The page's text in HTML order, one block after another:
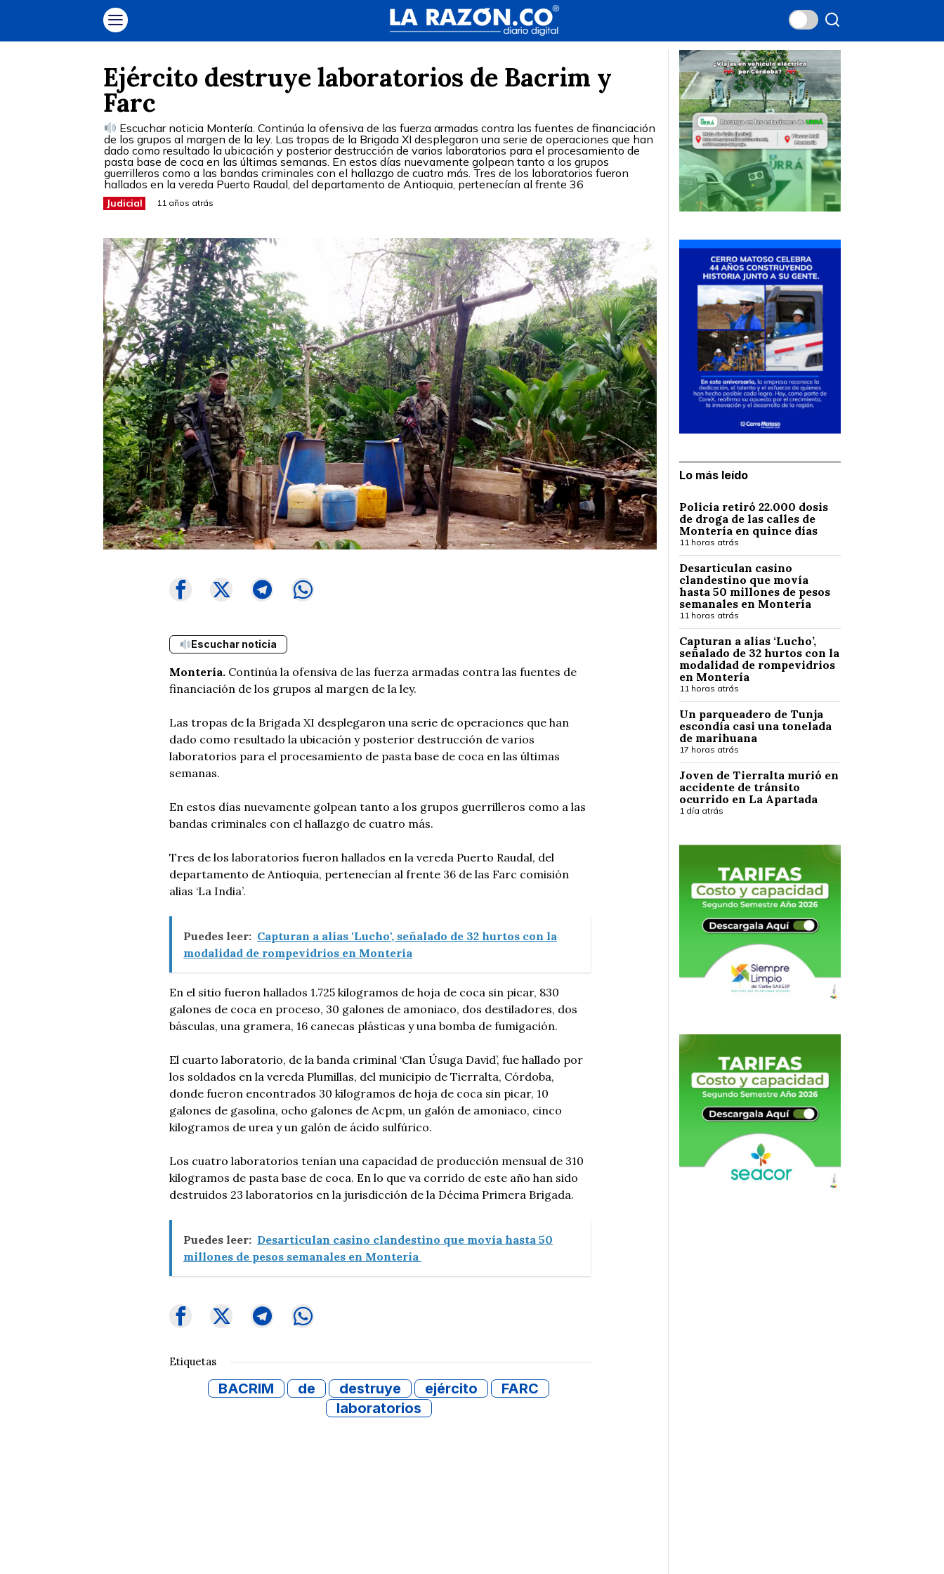
Ejército destruye laboratorios de Bacrim y
Farc
Escuchar noticia Montería. Continúa la ofensiva de las fuerza armadas contra las fuentes de financiación
de los grupos al margen de la ley. Las tropas de la Brigada XI desplegaron una serie de operaciones que han
dado como resultado la ubicación y posterior destrucción de varios laboratorios para el procesamiento de
pasta base de coca en las últimas semanas. En estos días nuevamente golpean tanto a los grupos
guerrilleros como a las bandas criminales con el hallazgo de cuatro más. Tres de los laboratorios fueron
hallados en la vereda Puerto Raudal, del departamento de Antioquia, pertenecían al frente 36
Judicial 11 años atrás
Escuchar noticia
Montería. Continúa la ofensiva de las fuerza armadas contra las fuentes de
financiación de los grupos al margen de la ley.
Las tropas de la Brigada XI desplegaron una serie de operaciones que han
dado como resultado la ubicación y posterior destrucción de varios
laboratorios para el procesamiento de pasta base de coca en las últimas
semanas.
En estos días nuevamente golpean tanto a los grupos guerrilleros como a las
bandas criminales con el hallazgo de cuatro más.
Tres de los laboratorios fueron hallados en la vereda Puerto Raudal, del
departamento de Antioquia, pertenecían al frente 36 de las Farc comisión
alias ‘La India’.
Puedes leer: Capturan a alias 'Lucho', señalado de 32 hurtos con la
modalidad de rompevidrios en Montería
En el sitio fueron hallados 1.725 kilogramos de hoja de coca sin picar, 830
galones de coca en proceso, 30 galones de amoniaco, dos destiladores, dos
básculas, una gramera, 16 canecas plásticas y una bomba de fumigación.
El cuarto laboratorio, de la banda criminal ‘Clan Úsuga David’, fue hallado por
los soldados en la vereda Plumillas, del municipio de Tierralta, Córdoba,
donde fueron encontrados 30 kilogramos de hoja de coca sin picar, 10
galones de gasolina, ocho galones de Acpm, un galón de amoniaco, cinco
kilogramos de urea y un galón de ácido sulfúrico.
Los cuatro laboratorios tenían una capacidad de producción mensual de 310
kilogramos de pasta base de coca. En lo que va corrido de este año han sido
destruidos 23 laboratorios en la jurisdicción de la Décima Primera Brigada.
Puedes leer: Desarticulan casino clandestino que movía hasta 50
millones de pesos semanales en Montería
Etiquetas
BACRIM de destruye ejército
FARC
laboratorios
Lo más leído
Policía retiró 22.000 dosis
de droga de las calles de
Montería en quince días
11 horas atrás
Desarticulan casino
clandestino que movía
hasta 50 millones de pesos
semanales en Montería
11 horas atrás
Capturan a alias ‘Lucho’,
señalado de 32 hurtos con la
modalidad de rompevidrios
en Montería
11 horas atrás
Un parqueadero de Tunja
escondía casi una tonelada
de marihuana
17 horas atrás
Joven de Tierralta murió en
accidente de tránsito
ocurrido en La Apartada
1 día atrás